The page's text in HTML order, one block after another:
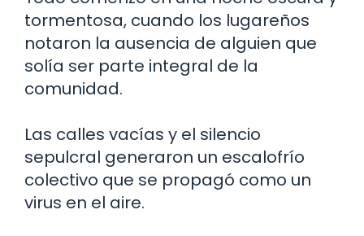
tormentosa, cuando los lugareños
notaron la ausencia de alguien que
solía ser parte integral de la
comunidad.
Las calles vacías y el silencio
sepulcral generaron un escalofrío
colectivo que se propagó como un
virus en el aire.